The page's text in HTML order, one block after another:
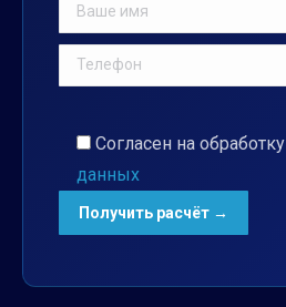
Согласен на обработку
данных